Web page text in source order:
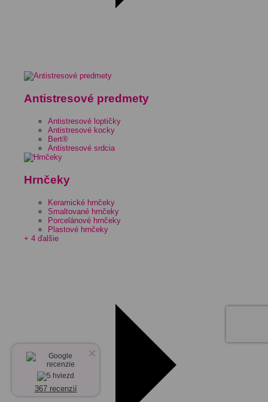
Antistresové predmety
Antistresové loptičky
Antistresové kocky
Bert®
Antistresové srdcia
Hrnčeky
Keramické hrnčeky
Smaltované hrnčeky
Porcelánové hrnčeky
Plastové hrnčeky
+ 4 ďalšie
×
367 recenzií